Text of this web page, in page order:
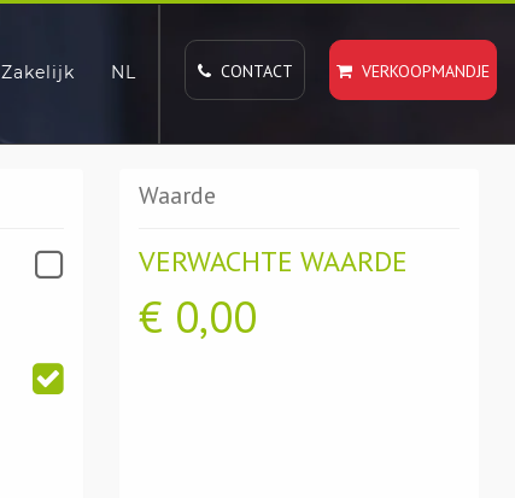
CONTACT VERKOOPMANDJE
Zakelijk NL
Waarde
VERWACHTE WAARDE
€ 0,00